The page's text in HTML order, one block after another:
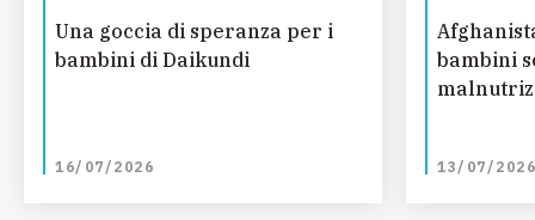
Una goccia di speranza per i
bambini di Daikundi
16/07/2026
bambini
13/07/2026